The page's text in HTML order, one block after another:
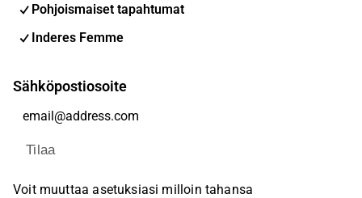
Pohjoismaiset tapahtumat
Inderes Femme
Sähköpostiosoite
Tilaa
Voit muuttaa asetuksiasi milloin tahansa